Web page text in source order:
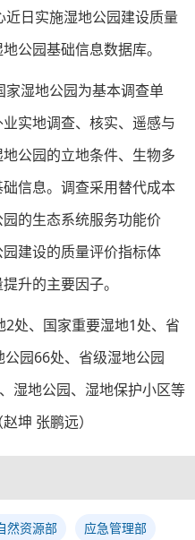
日实施湿地公园建设质量
公园基础信息数据库。
湿地公园为基本调查单
实地调查、核实、遥感与
公园的立地条件、生物多
信息。调查采用替代成本
的生态系统服务功能价
建设的质量评价指标体
升的主要因子。
处、国家重要湿地1处、省
园66处、省级湿地公园
湿地公园、湿地保护小区等
坤 张鹏远）
然资源部 应急管理部